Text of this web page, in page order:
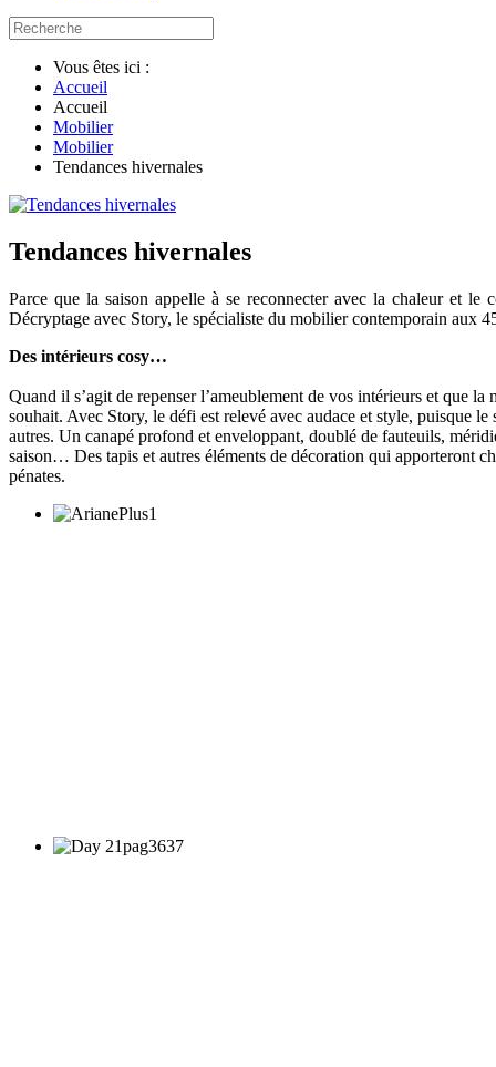
Vous êtes ici :
Accueil
Accueil
Mobilier
Mobilier
Tendances hivernales
Tendances hivernales
Parce que la saison appelle à se reconnecter avec la chaleur et le
Décryptage avec Story, le spécialiste du mobilier contemporain aux
Des intérieurs cosy…
Quand il s’agit de repenser l’ameublement de vos intérieurs et que
souhait. Avec Story, le défi est relevé avec audace et style, puisque
autres. Un canapé profond et enveloppant, doublé de fauteuils,
saison… Des tapis et autres éléments de décoration qui apporteront
pénates.